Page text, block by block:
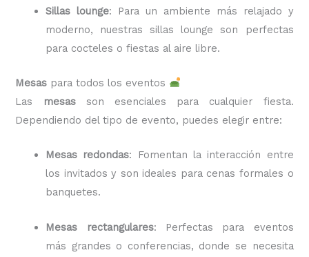
Sillas lounge: Para un ambiente más relajado y
moderno, nuestras sillas lounge son perfectas
para cocteles o fiestas al aire libre.
Mesas para todos los eventos
Las
mesasson esenciales para cualquier fiesta.
Dependiendo del tipo de evento, puedes elegir entre:
Mesas redondas: Fomentan la interacción entre
los invitados y son ideales para cenas formales o
banquetes.
Mesas rectangulares: Perfectas para eventos
más grandes o conferencias, donde se necesita